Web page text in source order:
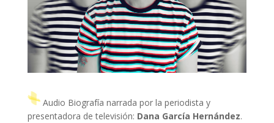
Audio Biografía narrada por la periodista y
presentadora de televisión: Dana García Hernández.